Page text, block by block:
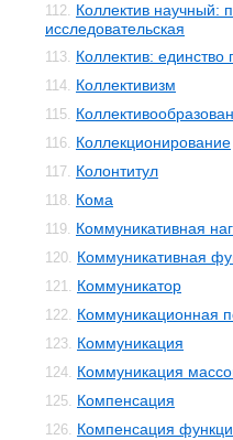
112. Коллектив научный:
исследовательская
113. Коллектив:
114. Коллективизм
115.
116. Коллекционирование
117. Колонтитул
118. Кома
119. Коммуникативная
120. Коммуникативная
121. Коммуникатор
122. Коммуникационная
123. Коммуникация
124. Коммуникация
125. Компенсация
126. Компенсация